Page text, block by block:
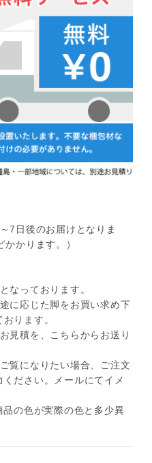
7日後のお届けとなりま
かります。）
なっております。
に応じた脚をお買い求め下
ります。
見積を、こちらからお送り
覧になりたい場合、ご注文
ださい。メールにてイメ
の色が実際の色と多少異